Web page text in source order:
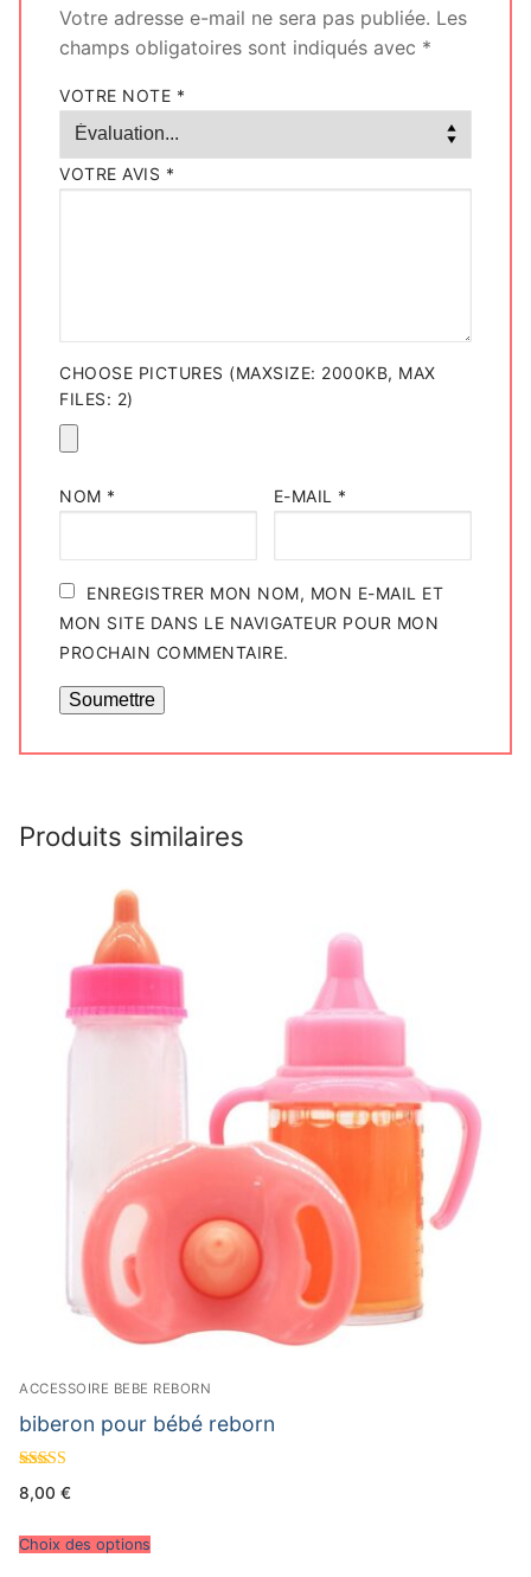
Votre adresse e-mail ne sera pas publiée. Les
champs obligatoires sont indiqués avec *
VOTRE NOTE *
VOTRE AVIS *
CHOOSE PICTURES (MAXSIZE: 2000KB, MAX
FILES: 2)
NOM * E-MAIL *
ENREGISTRER MON NOM, MON E-MAIL ET
MON SITE DANS LE NAVIGATEUR POUR MON
PROCHAIN COMMENTAIRE.
Produits similaires
ACCESSOIRE BEBE REBORN
biberon pour bébé reborn
4.67
8,00 €
Choix des options